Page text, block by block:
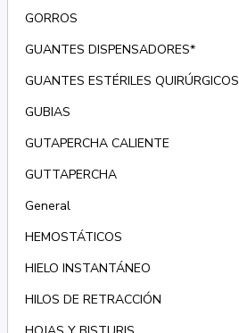
GORROS
GUANTES DISPENSADORES*
GUANTES ESTÉRILES QUIRÚRGICOS
GUBIAS
GUTAPERCHA CALIENTE
GUTTAPERCHA
General
HEMOSTÁTICOS
HIELO INSTANTÁNEO
HILOS DE RETRACCIÓN